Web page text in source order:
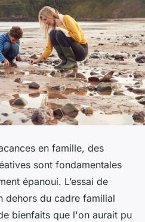
en famille, des
sont fondamentales
épanoui. L’essai de
dehors du cadre familial
bienfaits que l'on aurait pu